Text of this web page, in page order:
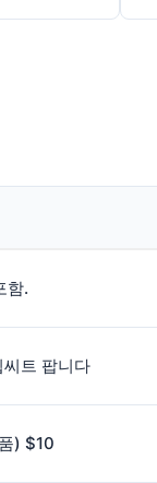
함.
트 팝니다
) $10